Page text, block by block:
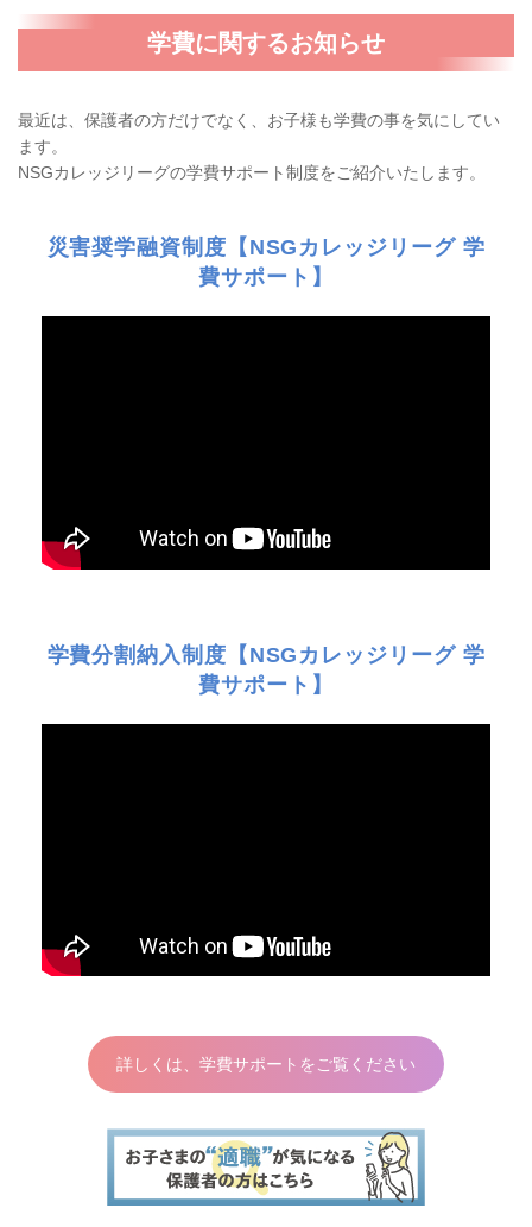
学費に関するお知らせ
最近は、保護者の方だけでなく、お子様も学費の事を気にしてい
ます。
NSGカレッジリーグの学費サポート制度をご紹介いたします。
災害奨学融資制度【NSGカレッジリーグ 学
費サポート】
学費分割納入制度【NSGカレッジリーグ 学
費サポート】
詳しくは、学費サポートをご覧ください